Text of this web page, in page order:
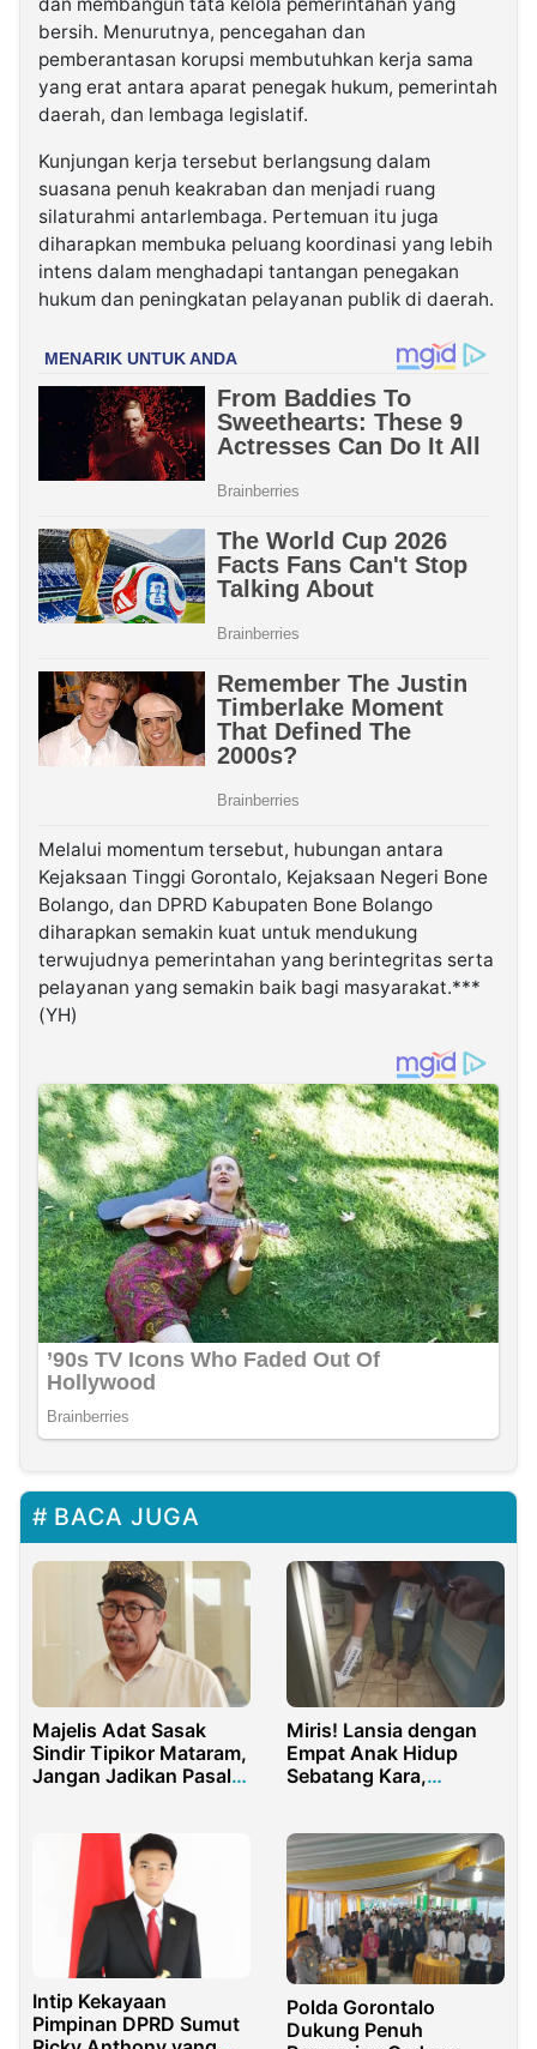
dan membangun tata kelola pemerintahan yang
bersih. Menurutnya, pencegahan dan
pemberantasan korupsi membutuhkan kerja sama
yang erat antara aparat penegak hukum, pemerintah
daerah, dan lembaga legislatif.
Kunjungan kerja tersebut berlangsung dalam
suasana penuh keakraban dan menjadi ruang
silaturahmi antarlembaga. Pertemuan itu juga
diharapkan membuka peluang koordinasi yang lebih
intens dalam menghadapi tantangan penegakan
hukum dan peningkatan pelayanan publik di daerah.
Melalui momentum tersebut, hubungan antara
Kejaksaan Tinggi Gorontalo, Kejaksaan Negeri Bone
Bolango, dan DPRD Kabupaten Bone Bolango
diharapkan semakin kuat untuk mendukung
terwujudnya pemerintahan yang berintegritas serta
pelayanan yang semakin baik bagi masyarakat.***
(YH)
BACA JUGA
Majelis Adat Sasak
Sindir Tipikor Mataram,
Jangan Jadikan Pasal
Miris! Lansia dengan
Empat Anak Hidup
Sebatang Kara,
Intip Kekayaan
Pimpinan DPRD Sumut
Polda Gorontalo
Dukung Penuh